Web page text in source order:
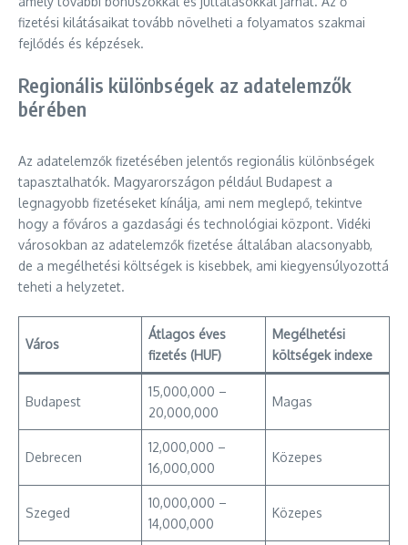
fizetési kilátásaikat tovább növelheti a folyamatos szakmai
fejlődés és képzések.
Regionális különbségek az adatelemzők
bérében
Az adatelemzők fizetésében jelentős regionális különbségek
tapasztalhatók. Magyarországon például Budapest a
legnagyobb fizetéseket kínálja, ami nem meglepő, tekintve
hogy a főváros a gazdasági és technológiai központ. Vidéki
városokban az adatelemzők fizetése általában alacsonyabb,
de a megélhetési költségek is kisebbek, ami kiegyensúlyozottá
teheti a helyzetet.
Város
Átlagos éves
fizetés (HUF)
Megélhetési
költségek indexe
Budapest
15,000,000 –
20,000,000
Magas
Debrecen
12,000,000 –
16,000,000
Közepes
Szeged
10,000,000 –
14,000,000
Közepes